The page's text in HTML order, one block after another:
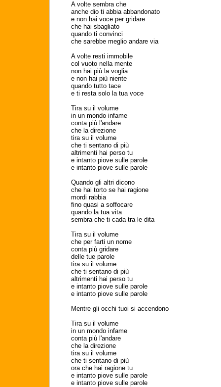
A volte sembra che
anche dio ti abbia abbandonato
e non hai voce per gridare
che hai sbagliato
quando ti convinci
che sarebbe meglio andare via
A volte resti immobile
col vuoto nella mente
non hai più la voglia
e non hai più niente
quando tutto tace
e ti resta solo la tua voce
Tira su il volume
in un mondo infame
conta più l'andare
che la direzione
tira su il volume
che ti sentano di più
altrimenti hai perso tu
e intanto piove sulle parole
e intanto piove sulle parole
Quando gli altri dicono
che hai torto se hai ragione
mordi rabbia
fino quasi a soffocare
quando la tua vita
sembra che ti cada tra le dita
Tira su il volume
che per farti un nome
conta più gridare
delle tue parole
tira su il volume
che ti sentano di più
altrimenti hai perso tu
e intanto piove sulle parole
e intanto piove sulle parole
Mentre gli occhi tuoi si accendono
Tira su il volume
in un mondo infame
conta più l'andare
che la direzione
tira su il volume
che ti sentano di più
ora che hai ragione tu
e intanto piove sulle parole
e intanto piove sulle parole